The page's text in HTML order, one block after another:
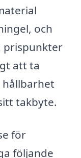
och
prispunkter
att ta
hållbarhet
takbyte.
för
följande